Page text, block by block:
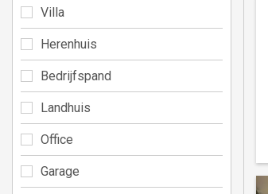
Villa
Herenhuis
Bedrijfspand
Landhuis
Office
Garage